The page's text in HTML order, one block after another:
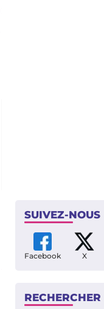
SUIVEZ-NOUS
Facebook X
RECHERCHER